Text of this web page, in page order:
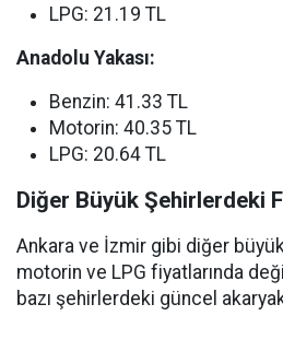
LPG: 21.19 TL
Anadolu Yakası:
Benzin: 41.33 TL
Motorin: 40.35 TL
LPG: 20.64 TL
Diğer Büyük Şehirlerdeki
Ankara ve İzmir gibi diğer
motorin ve LPG fiyatlarında
bazı şehirlerdeki güncel